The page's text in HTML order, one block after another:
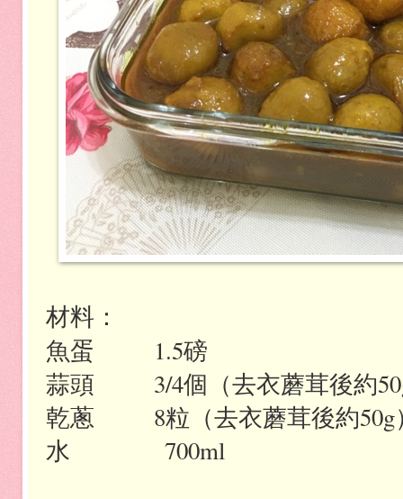
材料：
魚蛋 1.5磅
蒜頭 3/4個（去衣蘑茸後約
乾蔥 8粒（去衣蘑茸後約50g
水 700ml